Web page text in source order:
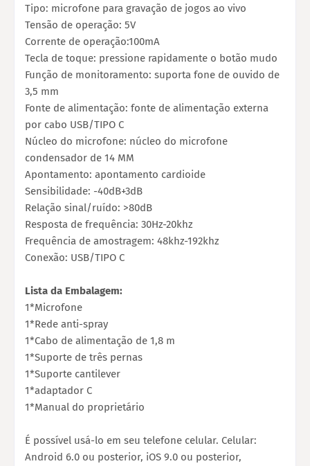
Tipo: microfone para gravação de jogos ao vivo
Tensão de operação: 5V
Corrente de operação:100mA
Tecla de toque: pressione rapidamente o botão mudo
Função de monitoramento: suporta fone de ouvido de
3,5 mm
Fonte de alimentação: fonte de alimentação externa
por cabo USB/TIPO C
Núcleo do microfone: núcleo do microfone
condensador de 14 MM
Apontamento: apontamento cardioide
Sensibilidade: -40dB+3dB
Relação sinal/ruído: >80dB
Resposta de frequência: 30Hz-20khz
Frequência de amostragem: 48khz-192khz
Conexão: USB/TIPO C
Lista da Embalagem:
1*Microfone
1*Rede anti-spray
1*Cabo de alimentação de 1,8 m
1*Suporte de três pernas
1*Suporte cantilever
1*adaptador C
1*Manual do proprietário
É possível usá-lo em seu telefone celular. Celular:
Android 6.0 ou posterior, iOS 9.0 ou posterior,